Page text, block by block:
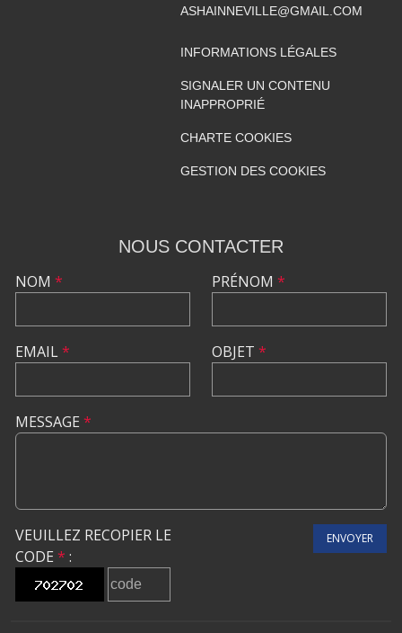
ASHAINNEVILLE@GMAIL.COM
INFORMATIONS LÉGALES
SIGNALER UN CONTENU
INAPPROPRIÉ
CHARTE COOKIES
GESTION DES COOKIES
NOUS CONTACTER
NOM *
EMAIL*
PRÉNOM *
OBJET *
MESSAGE *
VEUILLEZ RECOPIER LE
CODE * :
ENVOYER